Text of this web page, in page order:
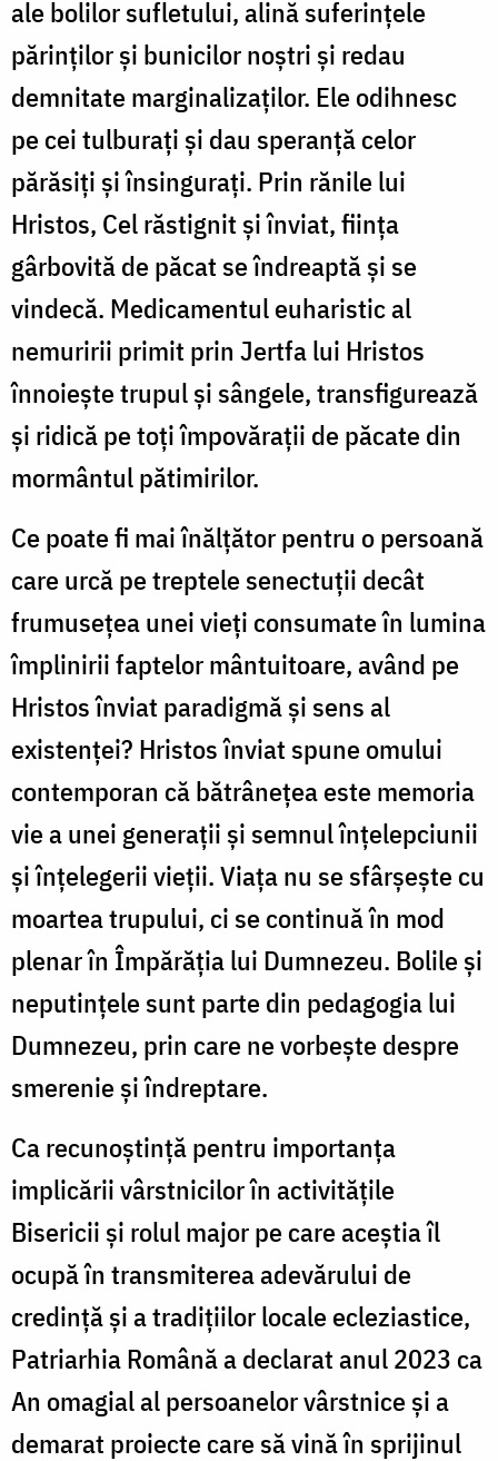
ale bolilor sufletului, alină suferințele
părinților și bunicilor noștri și redau
demnitate marginalizaților. Ele odihnesc
pe cei tulburați și dau speranță celor
părăsiți și însingurați. Prin rănile lui
Hristos, Cel răstignit și înviat, ființa
gârbovită de păcat se îndreaptă și se
vindecă. Medicamentul euharistic al
nemuririi primit prin Jertfa lui Hristos
înnoiește trupul și sângele, transfigurează
și ridică pe toți împovărații de păcate din
mormântul pătimirilor.
Ce poate fi mai înălțător pentru o persoană
care urcă pe treptele senectuții decât
frumusețea unei vieți consumate în lumina
împlinirii faptelor mântuitoare, având pe
Hristos înviat paradigmă și sens al
existenței? Hristos înviat spune omului
contemporan că bătrânețea este memoria
vie a unei generații și semnul înțelepciunii
și înțelegerii vieții. Viața nu se sfârșește cu
moartea trupului, ci se continuă în mod
plenar în Împărăția lui Dumnezeu. Bolile și
neputințele sunt parte din pedagogia lui
Dumnezeu, prin care ne vorbește despre
smerenie și îndreptare.
Ca recunoștință pentru importanța
implicării vârstnicilor în activitățile
Bisericii și rolul major pe care aceștia îl
ocupă în transmiterea adevărului de
credință și a tradițiilor locale ecleziastice,
Patriarhia Română a declarat anul 2023 ca
An omagial al persoanelor vârstnice și a
demarat proiecte care să vină în sprijinul